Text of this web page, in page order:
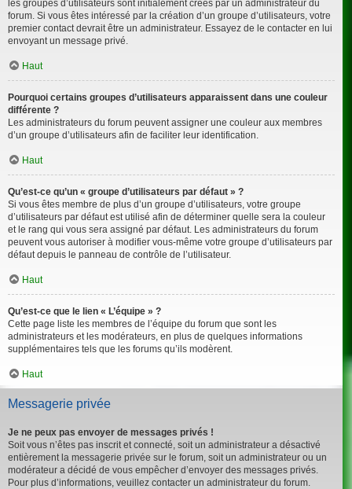
les groupes d’utilisateurs sont initialement créés par un administrateur du
forum. Si vous êtes intéressé par la création d’un groupe d’utilisateurs, votre
premier contact devrait être un administrateur. Essayez de le contacter en lui
envoyant un message privé.
Haut
Pourquoi certains groupes d’utilisateurs apparaissent dans une couleur
différente ?
Les administrateurs du forum peuvent assigner une couleur aux membres
d’un groupe d’utilisateurs afin de faciliter leur identification.
Haut
Qu’est-ce qu’un « groupe d’utilisateurs par défaut » ?
Si vous êtes membre de plus d’un groupe d’utilisateurs, votre groupe
d’utilisateurs par défaut est utilisé afin de déterminer quelle sera la couleur
et le rang qui vous sera assigné par défaut. Les administrateurs du forum
peuvent vous autoriser à modifier vous-même votre groupe d’utilisateurs par
défaut depuis le panneau de contrôle de l’utilisateur.
Haut
Qu’est-ce que le lien « L’équipe » ?
Cette page liste les membres de l’équipe du forum que sont les
administrateurs et les modérateurs, en plus de quelques informations
supplémentaires tels que les forums qu’ils modèrent.
Haut
Messagerie privée
Je ne peux pas envoyer de messages privés !
Soit vous n’êtes pas inscrit et connecté, soit un administrateur a désactivé
entièrement la messagerie privée sur le forum, soit un administrateur ou un
modérateur a décidé de vous empêcher d’envoyer des messages privés.
Pour plus d’informations, veuillez contacter un administrateur du forum.